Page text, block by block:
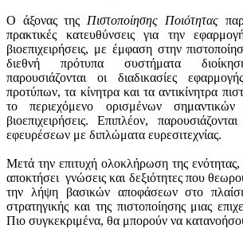
Ο άξονας τηςΠιστοποίησης Ποιότητας
πρακτικές κατευθύνσεις για την
βιοεπιχειρήσεις, με έμφαση στην
διεθνή πρότυπα συστήματα
παρουσιάζονται οι διαδικασίες
προτύπων, τα κίνητρα και τα αντικίνητρα
το περιεχόμενο ορισμένων
βιοεπιχειρήσεις. Επιπλέον,
εφευρέσεων με διπλώματα ευρεσιτεχνίας.
Μετά την επιτυχή ολοκλήρωση της ενότητας,
αποκτήσει γνώσεις και δεξιότητες που
την λήψη βασικών αποφάσεων στο
στρατηγικής και της πιστοποίησης μιας
Πιο συγκεκριμένα, θα μπορούν να